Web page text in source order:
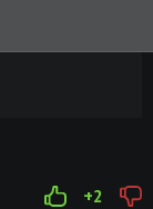
+2